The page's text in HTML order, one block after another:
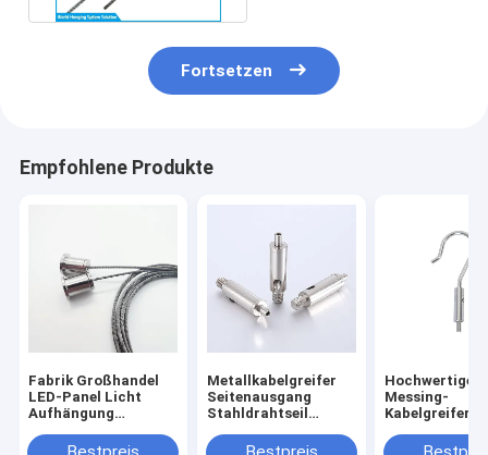
Fortsetzen
Empfohlene Produkte
Fabrik Großhandel
LED-Panel Licht
Aufhängung
Draht hängend
Metallkabelgreifer
Seitenausgang
Stahldrahtseil
Beleuchtung
Hochwertiger
Messing-
Kabelgreifer,